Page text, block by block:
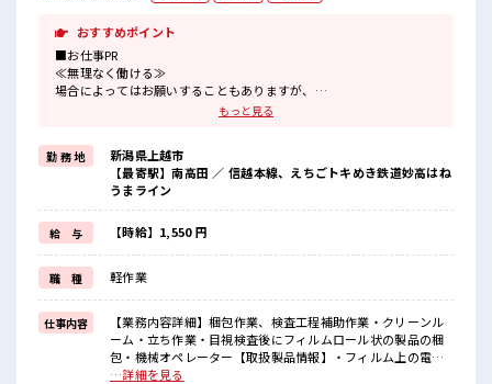
おすすめポイント
■お仕事PR
≪無理なく働ける≫
場合によってはお願いすることもありますが、
明るすぎたり奇抜でなければ基本的に自由！
(規定有)≪動きやすい制服アリ≫
制服があるので、
毎日の服装の悩み解消♪
≪未経験でも活躍できる≫
新しいことにチャレンジするのは不安だけど、
しっかり働く環境が整っています！
イチからスキルUP・ステップUP目指していきましょう！
≪自分に向いている仕事が探せる≫
困った事などがあれば、
担当がしっかりサポートします！
■職場の雰囲気
キバツ過ぎなければ髪色・髪型は自由！
もっと見る
勤 務 地
新潟県上越市
【最寄駅】南高田 ／ 信越本線、えちごトキめき鉄道妙高はね
うまライン
給 与 【時給】1,550 円
職 種 軽作業
仕事内容
【業務内容詳細】梱包作業、検査工程補助作業・クリーンル
ーム・立ち作業・目視検査後にフィルムロール状の製品の梱
包・機械オペレーター【取扱製品情報】・フィルム上の電子
部品 ■お仕事PR ≪無理なく働ける≫ 場合によってはお願いす
…詳細を見る